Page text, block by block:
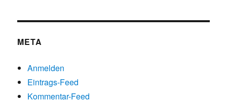
META
Anmelden
Eintrags-Feed
Kommentar-Feed